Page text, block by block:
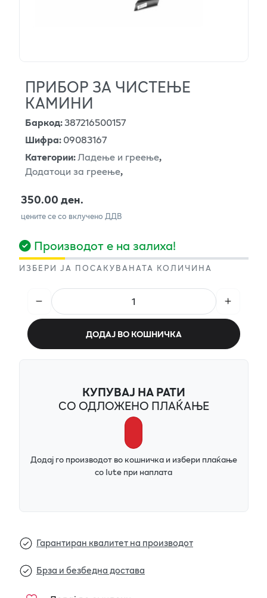
ПРИБОР ЗА ЧИСТЕЊЕ
КАМИНИ
Баркод:387216500157
Шифра:09083167
Категории:Ладење и греење,
Додатоци за греење,
350.00 ден.
цените се со вклучено ДДВ
Производот е на залиха!
ИЗБЕРИ ЈА ПОСАКУВАНАТА КОЛИЧИНА
ДОДАЈ ВО КОШНИЧКА
КУПУВАЈ НА РАТИ
СО ОДЛОЖЕНО ПЛАЌАЊЕ
Додај го производот во кошничка и избери плаќање
со Iute при наплата
Гарантиран квалитет на производот
Брза и безбедна достава